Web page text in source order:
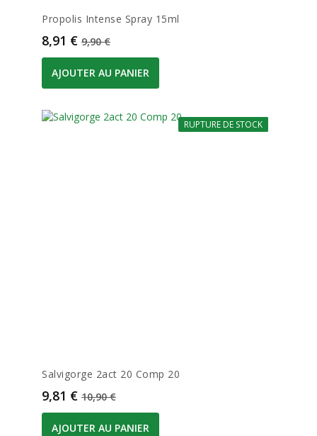
Propolis Intense Spray 15ml
Prix
8,91 € Prix de base
9,90 €
AJOUTER AU PANIER
-10%
RUPTURE DE STOCK
Salvigorge 2act 20 Comp 20
Prix
9,81 € Prix de base
10,90 €
AJOUTER AU PANIER